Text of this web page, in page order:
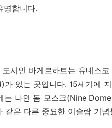
명합니다.
시인 바게르하트는 유네스
있는 곳입니다. 15세기에
는 나인 돔 모스크(Nine
같은 다른 중요한 이슬람 기념